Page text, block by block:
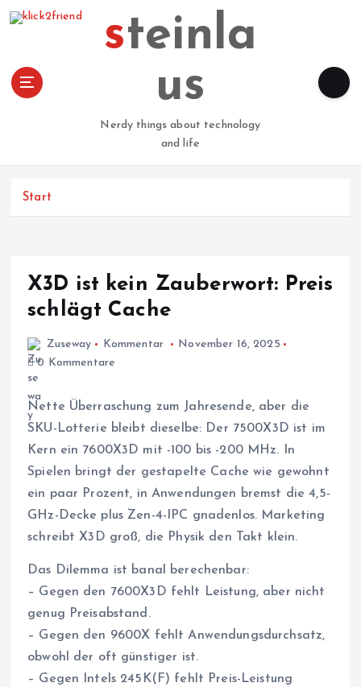
steinla
us
Nerdy things about technology
and life
Start
X3D ist kein Zauberwort: Preis
schlägt Cache
Zuseway Kommentar
November 16, 2025
0 Kommentare
Nette Überraschung zum Jahresende, aber die
SKU-Lotterie bleibt dieselbe: Der 7500X3D ist im
Kern ein 7600X3D mit -100 bis -200 MHz. In
Spielen bringt der gestapelte Cache wie gewohnt
ein paar Prozent, in Anwendungen bremst die 4,5-
GHz-Decke plus Zen-4-IPC gnadenlos. Marketing
schreibt X3D groß, die Physik den Takt klein.
Das Dilemma ist banal berechenbar:
– Gegen den 7600X3D fehlt Leistung, aber nicht
genug Preisabstand.
– Gegen den 9600X fehlt Anwendungsdurchsatz,
obwohl der oft günstiger ist.
– Gegen Intels 245K(F) fehlt Preis-Leistung